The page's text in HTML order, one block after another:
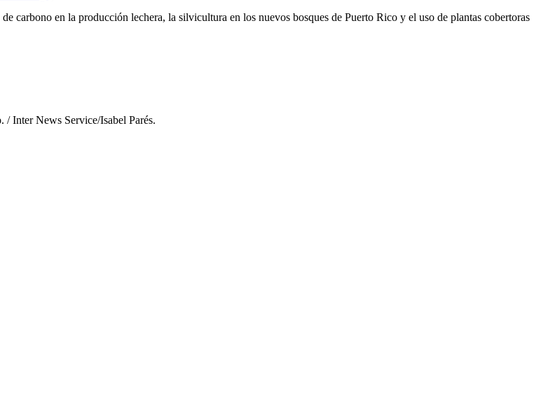
carbono en la producción lechera, la silvicultura en los nuevos bosques de Puerto Rico y el uso de plantas cobertoras
/ Inter News Service/Isabel Parés.